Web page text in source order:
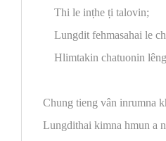
Thi le inṭhe ṭi talovin;
Lungdit fehmasahai le
Hlimtakin chatuonin
Chung tieng vân inrumna
Lungdithai kimna hmun a